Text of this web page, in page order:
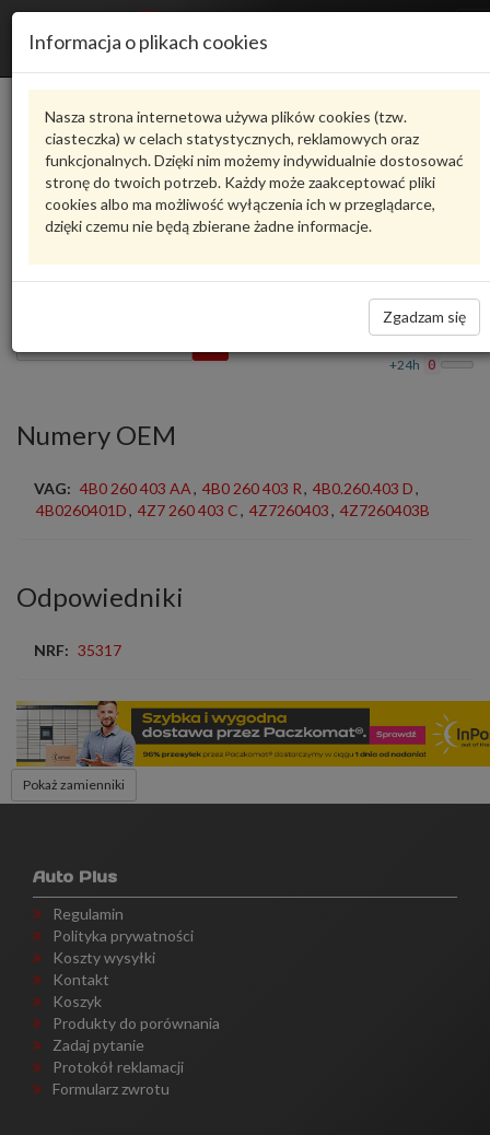
Informacja o plikach cookies
Nasza strona internetowa używa plików cookies (tzw.
ciasteczka) w celach statystycznych, reklamowych oraz
funkcjonalnych. Dzięki nim możemy indywidualnie dostosować
stronę do twoich potrzeb. Każdy może zaakceptować pliki
cookies albo ma możliwość wyłączenia ich w przeglądarce,
dzięki czemu nie będą zbierane żadne informacje.
Zgadzam się
Karta produktu
HL-1239HART
oceń produkt
Zadaj pytanie o produkt
ilość
Dostępność
Wrocław 0
+24h 0
Numery OEM
VAG: 4B0 260 403 AA, 4B0 260 403 R, 4B0.260.403 D,
4B0260401D, 4Z7 260 403 C, 4Z7260403, 4Z7260403B
Odpowiedniki
NRF: 35317
Pokaż zamienniki
Auto Plus
Regulamin
Polityka prywatności
Koszty wysyłki
Kontakt
Koszyk
Produkty do porównania
Zadaj pytanie
Protokół reklamacji
Formularz zwrotu